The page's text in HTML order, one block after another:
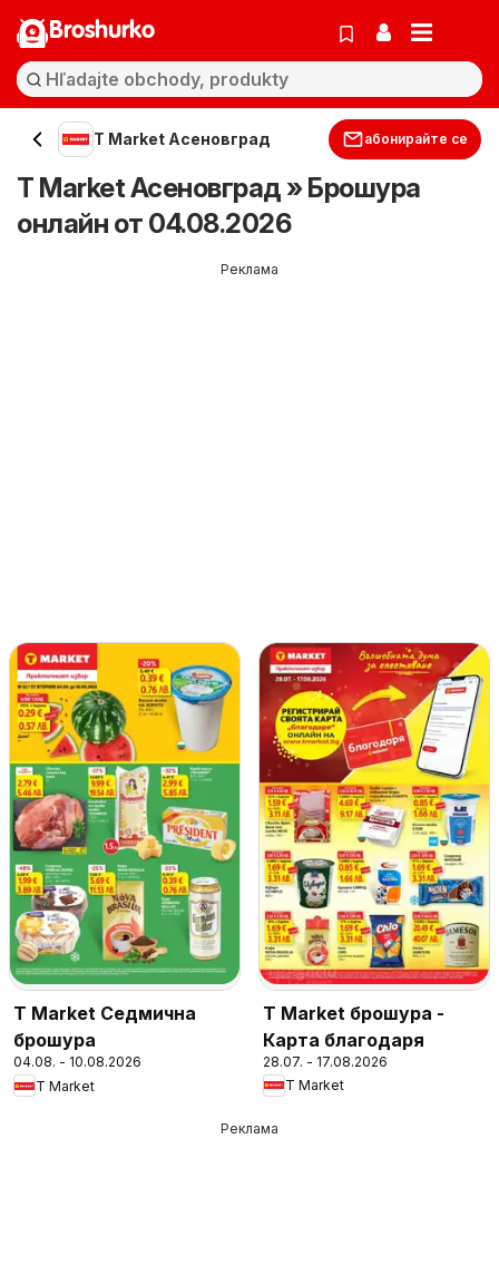
Broshurko
T Market Асеновград абонирайте се
T Market Асеновград » Брошура
онлайн от 04.08.2026
Реклама
T Market Седмична
брошура
04.08. - 10.08.2026
T Market
T Market брошура -
Карта благодаря
28.07. - 17.08.2026
T Market
Реклама